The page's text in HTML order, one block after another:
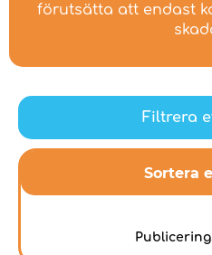
förutsätta att endast
Filtrera
Sortera